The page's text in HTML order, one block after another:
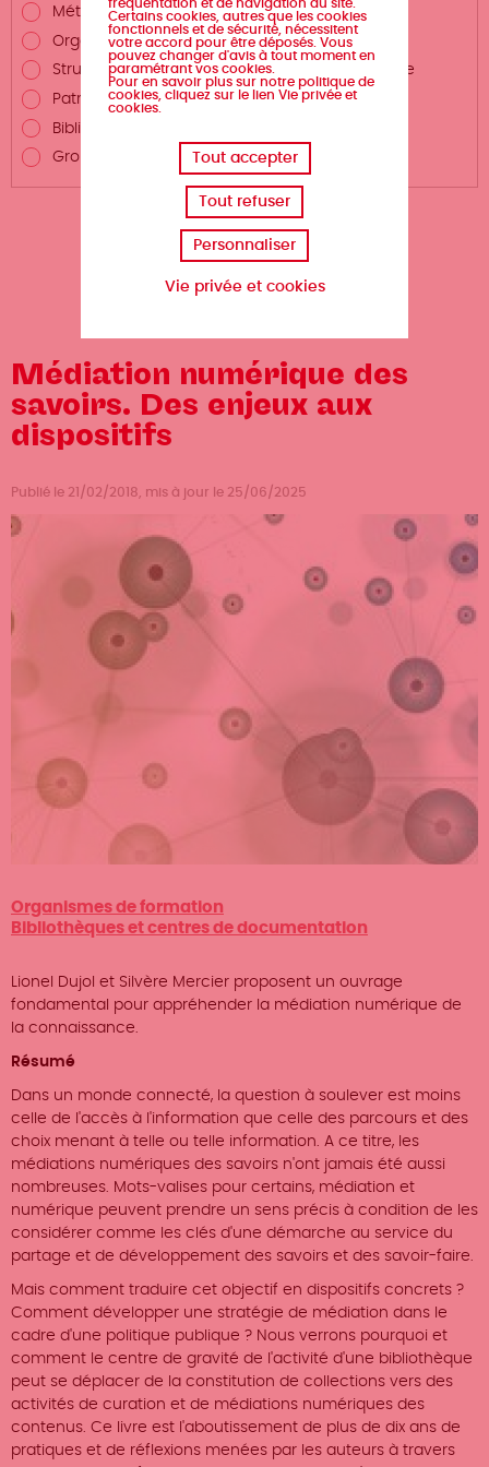
Métiers autour du livre
Organismes de formation
Structures de promotion du livre et de la lecture
Patrimoine écrit
Bibliothèques et centres de documentation
Groupements professionnels
Médiation numérique des
savoirs. Des enjeux aux
dispositifs
Publié le 21/02/2018, mis à jour le 25/06/2025
Organismes de formation
Bibliothèques et centres de documentation
Lionel Dujol et Silvère Mercier proposent un ouvrage
fondamental pour appréhender la médiation numérique de
la connaissance.
Résumé
Dans un monde connecté, la question à soulever est moins
celle de l'accès à l'information que celle des parcours et des
choix menant à telle ou telle information. A ce titre, les
médiations numériques des savoirs n'ont jamais été aussi
nombreuses. Mots-valises pour certains, médiation et
numérique peuvent prendre un sens précis à condition de les
considérer comme les clés d'une démarche au service du
partage et de développement des savoirs et des savoir-faire.
Mais comment traduire cet objectif en dispositifs concrets ?
Comment développer une stratégie de médiation dans le
cadre d'une politique publique ? Nous verrons pourquoi et
comment le centre de gravité de l'activité d'une bibliothèque
peut se déplacer de la constitution de collections vers des
activités de curation et de médiations numériques des
contenus. Ce livre est l'aboutissement de plus de dix ans de
pratiques et de réflexions menées par les auteurs à travers
fréquentation et de navigation du site.
Certains cookies, autres que les cookies
fonctionnels et de sécurité, nécessitent
votre accord pour être déposés. Vous
pouvez changer d'avis à tout moment en
paramétrant vos cookies.
Pour en savoir plus sur notre politique de
cookies, cliquez sur le lien Vie privée et
cookies.
Tout accepter
Tout refuser
Personnaliser
Vie privée et cookies